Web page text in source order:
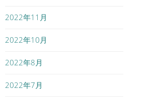
2022年11月
2022年10月
2022年8月
2022年7月